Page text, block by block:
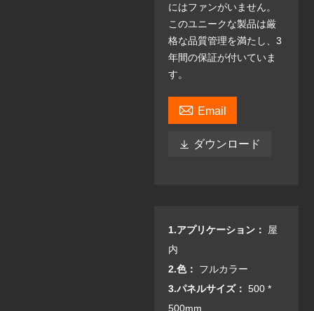
にはファンがいません。
このユニークな製品は厳
格な品質管理を満たし、3
年間の保証が付いていま
す。
 Email
 ダウンロード
1.アプリケーション：
屋
内
2.色： フルカラー
3.パネルサイズ： 500 *
500mm